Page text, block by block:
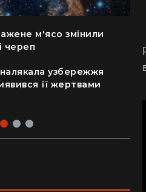
м'ясо змінили
череп
налякала узбережжя
її жертвами